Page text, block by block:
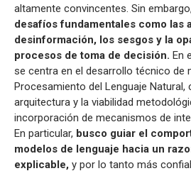
altamente convincentes. Sin embargo,
desafíos fundamentales como las
desinformación, los sesgos y la
procesos de toma de decisión. En
se centra en el desarrollo técnico de
Procesamiento del Lenguaje Natural,
arquitectura y la viabilidad
incorporación de mecanismos de
En particular, busco guiar el
modelos de lenguaje hacia un
explicable, y por lo tanto más